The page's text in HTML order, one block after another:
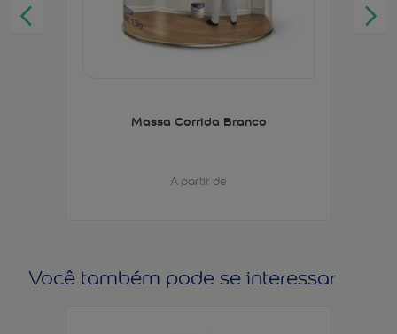
Massa Corrida Branco
A partir de
Você também pode se interessar